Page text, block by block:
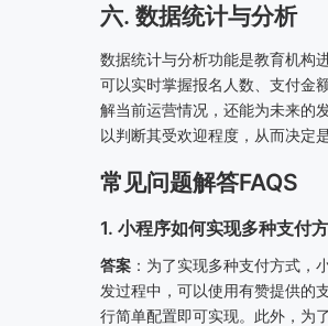
六. 数据统计与分析
数据统计与分析功能是教育机构
可以实时掌握报名人数、支付金
解当前运营情况，还能为未来的
以判断其受欢迎程度，从而决定
常见问题解答FAQS
1. 小程序如何实现多种支付
答案 ：为了实现多种支付方式，
发过程中，可以使用有赞提供的
行简单配置即可实现。此外，为